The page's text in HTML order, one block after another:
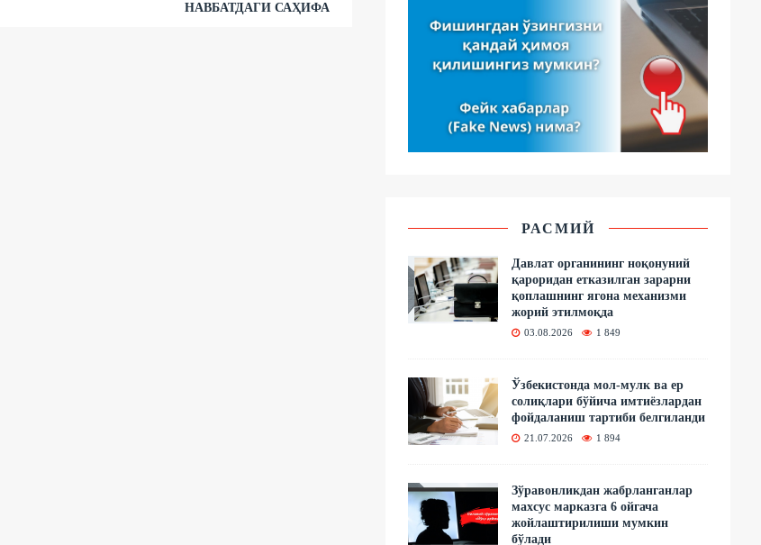
НАВБАТДАГИ САҲИФА
РАСМИЙ
Давлат органининг ноқонуний
қароридан етказилган зарарни
қоплашнинг ягона механизми
жорий этилмоқда
03.08.2026 1 849
Ўзбекистонда мол-мулк ва ер
солиқлари бўйича имтиёзлардан
фойдаланиш тартиби белгиланди
21.07.2026 1 894
Зўравонликдан жабрланганлар
махсус марказга 6 ойгача
жойлаштирилиши мумкин
бўлади